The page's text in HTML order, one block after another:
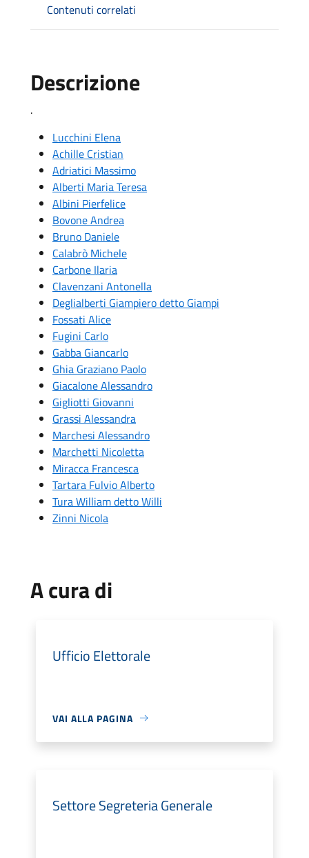
Contenuti correlati
Descrizione
.
Lucchini Elena
Achille Cristian
Adriatici Massimo
Alberti Maria Teresa
Albini Pierfelice
Bovone Andrea
Bruno Daniele
Calabrò Michele
Carbone Ilaria
Clavenzani Antonella
Deglialberti Giampiero detto Giampi
Fossati Alice
Fugini Carlo
Gabba Giancarlo
Ghia Graziano Paolo
Giacalone Alessandro
Gigliotti Giovanni
Grassi Alessandra
Marchesi Alessandro
Marchetti Nicoletta
Miracca Francesca
Tartara Fulvio Alberto
Tura William detto Willi
Zinni Nicola
A cura di
Ufficio Elettorale
VAI ALLA PAGINA
Settore Segreteria Generale